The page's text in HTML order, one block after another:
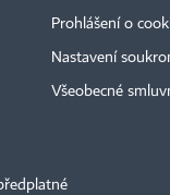
Prohlášení o
Nastavení
Všeobecné